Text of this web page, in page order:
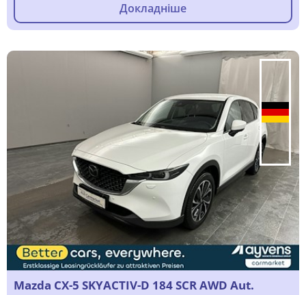
Докладніше
Mazda CX-5 SKYACTIV-D 184 SCR AWD Aut.